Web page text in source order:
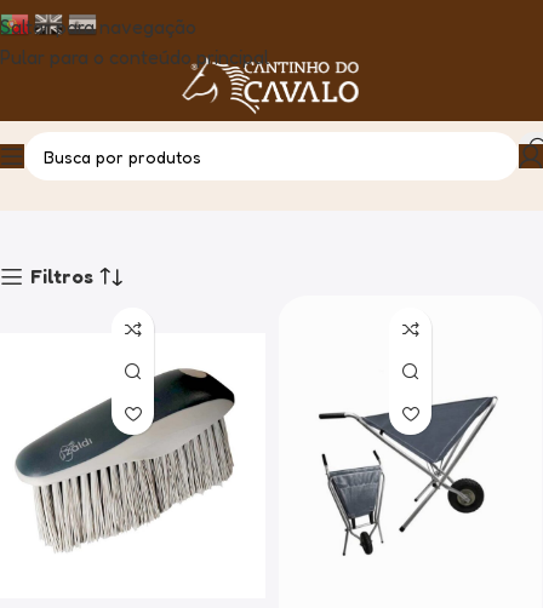
Saltar para navegação
Pular para o conteúdo principal
ZaldiCasa Produto
Filtros